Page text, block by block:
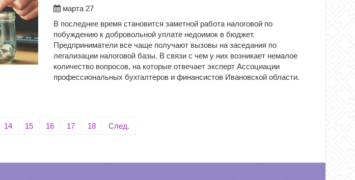
марта 27
В последнее время становится заметной работа налоговой по
побуждению к добровольной уплате недоимок в бюджет.
Предприниматели все чаще получают вызовы на заседания по
легализации налоговой базы. В связи с чем у них возникает немалое
количество вопросов, на которые отвечает эксперт Ассоциации
профессиональных бухгалтеров и финансистов Ивановской области.
14 15 16 17 18 След.